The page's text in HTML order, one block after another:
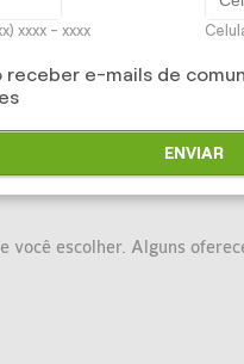
você escolher. Alguns
xxxx - xxxx
e-mails de
ENVIAR